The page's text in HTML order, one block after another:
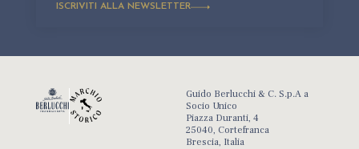
ISCRIVITI ALLA NEWSLETTER
Guido Berlucchi & C. S.p.A a
Socio Unico
Piazza Duranti, 4
25040, Cortefranca
Brescia, Italia